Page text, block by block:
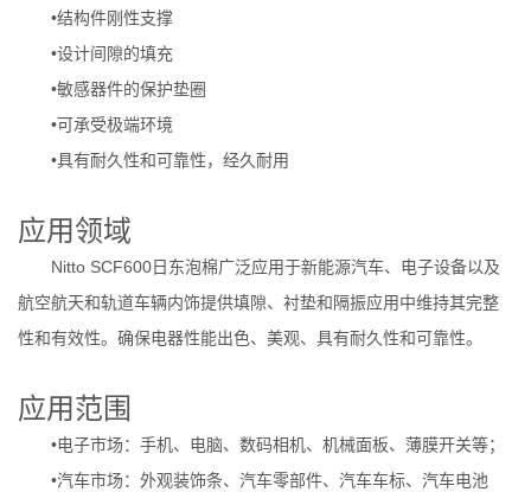
•结构件刚性支撑
•设计间隙的填充
•敏感器件的保护垫圈
•可承受极端环境
•具有耐久性和可靠性，经久耐用
应用领域
Nitto SCF600日东泡棉广泛应用于新能源汽车、电子设备以及
航空航天和轨道车辆内饰提供填隙、衬垫和隔振应用中维持其完整
性和有效性。确保电器性能出色、美观、具有耐久性和可靠性。
应用范围
•电子市场：手机、电脑、数码相机、机械面板、薄膜开关等；
•汽车市场：外观装饰条、汽车零部件、汽车车标、汽车电池